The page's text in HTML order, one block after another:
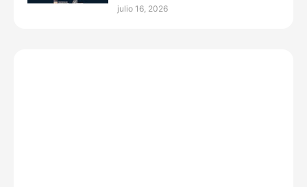
julio 16, 2026